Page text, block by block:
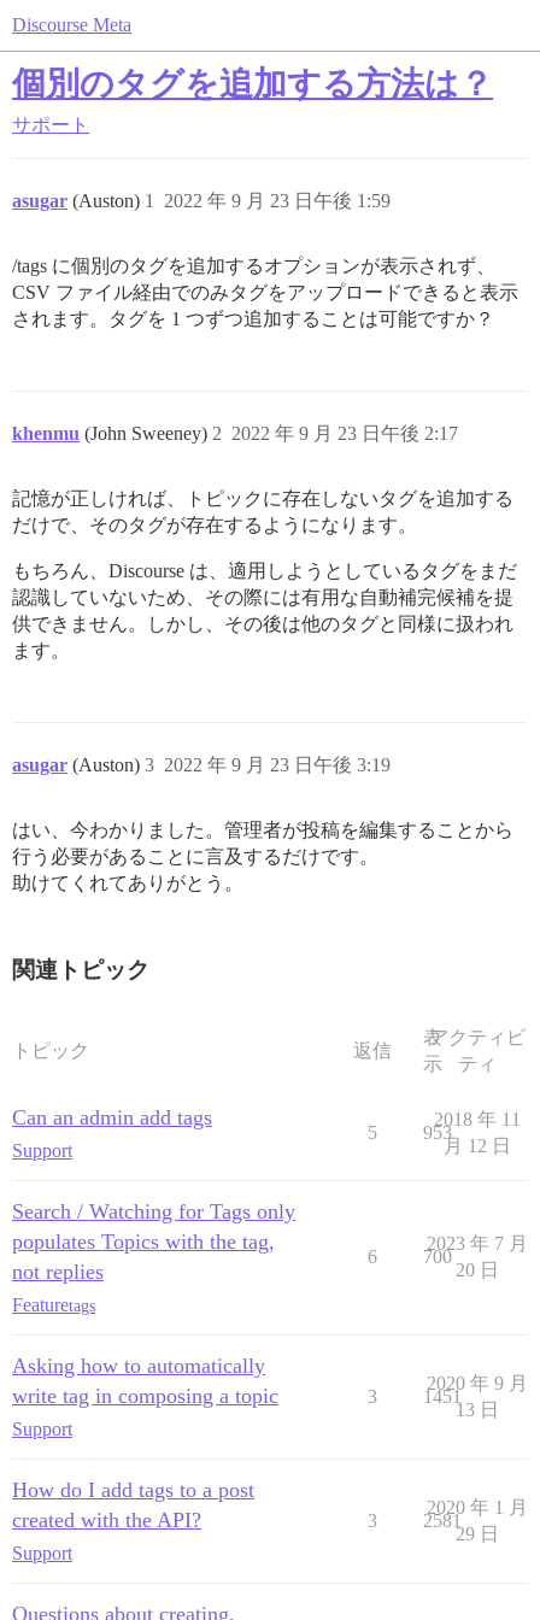
Discourse Meta
個別のタグを追加する方法は？
サポート
asugar (Auston) 2022 年 9 月 23 日午後 1:59
1
/tags に個別のタグを追加するオプションが表示されず、
CSV ファイル経由でのみタグをアップロードできると表示
されます。タグを 1 つずつ追加することは可能ですか？
khenmu (John Sweeney) 2022 年 9 月 23 日午後 2:17
2
記憶が正しければ、トピックに存在しないタグを追加する
だけで、そのタグが存在するようになります。
もちろん、Discourse は、適用しようとしているタグをまだ
認識していないため、その際には有用な自動補完候補を提
供できません。しかし、その後は他のタグと同様に扱われ
ます。
asugar (Auston) 2022 年 9 月 23 日午後 3:19
3
はい、今わかりました。管理者が投稿を編集することから
行う必要があることに言及するだけです。
助けてくれてありがとう。
関連トピック
トピック 返信
表
示
アクティビ
ティ
Can an admin add tags
Support
5 953
2018 年 11
月 12 日
Search / Watching for Tags only
populates Topics with the tag,
not replies
Featuretags
6 700
2023 年 7 月
20 日
Asking how to automatically
write tag in composing a topic
Support
3 1451
2020 年 9 月
13 日
How do I add tags to a post
created with the API?
Support
3 2581
2020 年 1 月
29 日
Questions about creating,